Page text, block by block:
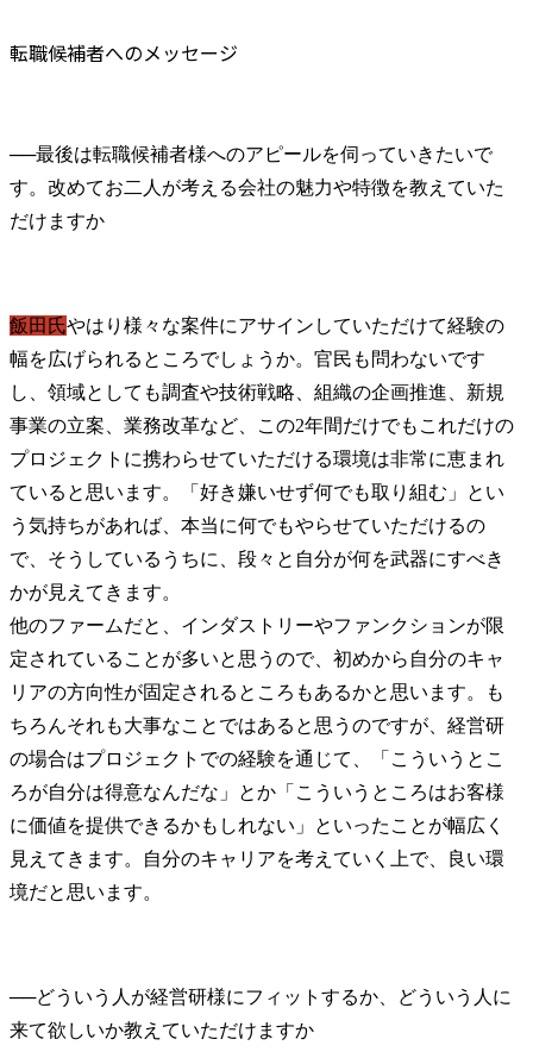
転職候補者へのメッセージ
──最後は転職候補者様へのアピールを伺っていきたいで
す。改めてお二人が考える会社の魅力や特徴を教えていた
飯田氏やはり様々な案件にアサインしていただけて経験の
幅を広げられるところでしょうか。官民も問わないです
し、領域としても調査や技術戦略、組織の企画推進、新規
事業の立案、業務改革など、この2年間だけでもこれだけの
プロジェクトに携わらせていただける環境は非常に恵まれ
ていると思います。「好き嫌いせず何でも取り組む」とい
う気持ちがあれば、本当に何でもやらせていただけるの
で、そうしているうちに、段々と自分が何を武器にすべき
かが見えてきます。
他のファームだと、インダストリーやファンクションが限
定されていることが多いと思うので、初めから自分のキャ
リアの方向性が固定されるところもあるかと思います。も
ちろんそれも大事なことではあると思うのですが、経営研
の場合はプロジェクトでの経験を通じて、「こういうとこ
ろが自分は得意なんだな」とか「こういうところはお客様
に価値を提供できるかもしれない」といったことが幅広く
見えてきます。自分のキャリアを考えていく上で、良い環
境だと思います。
──どういう人が経営研様にフィットするか、どういう人に